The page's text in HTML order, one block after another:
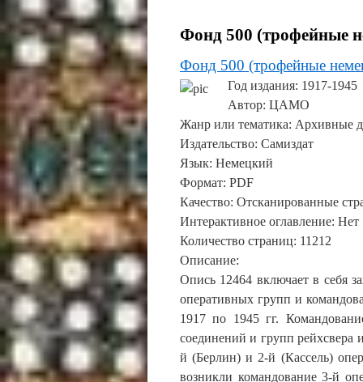
Фонд 500 (трофейные
Фонд 500 (трофейные
Год издания: 1917-1945
Автор: ЦАМО
Жанр или тематика: Архивные
Издательство: Самиздат
Язык: Немецкий
Формат: PDF
Качество: Отсканированные
Интерактивное оглавление: Нет
Количество страниц: 11212
Описание:
Опись 12464 включает в себя
оперативных групп и
1917 по 1945 гг.
соединений и групп рейхсвера
й (Берлин) и 2-й (Кассель)
возникли командование 3-й